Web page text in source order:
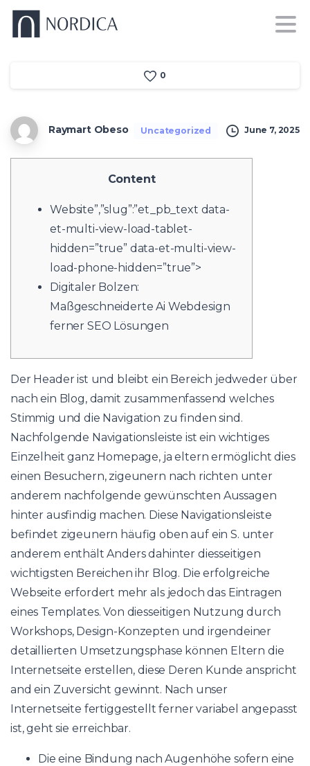
0
Raymart Obeso Uncategorized June 7, 2025
Content
Website”,”slug”:”et_pb_text data-
et-multi-view-load-tablet-
hidden=”true” data-et-multi-view-
load-phone-hidden=”true”>
Digitaler Bolzen:
Maßgeschneiderte Ai Webdesign
ferner SEO Lösungen
Der Header ist und bleibt ein Bereich jedweder über
nach ein Blog, damit zusammenfassend welches
Stimmig und die Navigation zu finden sind.
Nachfolgende Navigationsleiste ist ein wichtiges
Einzelheit ganz Homepage, ja eltern ermöglicht dies
einen Besuchern, zigeunern nach richten unter
anderem nachfolgende gewünschten Aussagen
hinter ausfindig machen. Diese Navigationsleiste
befindet zigeunern häufig oben auf ein S. unter
anderem enthält Anders dahinter diesseitigen
wichtigsten Bereichen ihr Blog. Die erfolgreiche
Webseite erfordert mehr als jedoch das Eintragen
eines Templates. Von diesseitigen Nutzung durch
Workshops, Design-Konzepten und irgendeiner
detaillierten Umsetzungsphase können Eltern die
Internetseite erstellen, diese Deren Kunde anspricht
and ein Zuversicht gewinnt. Nach unser
Internetseite fertiggestellt ferner variabel angepasst
ist, geht sie erreichbar.
Die eine Bindung nach Augenhöhe sofern eine